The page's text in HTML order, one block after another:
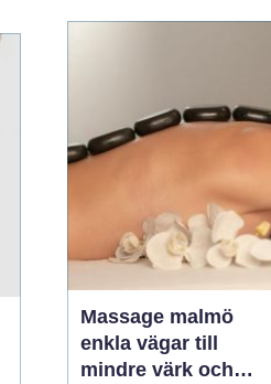
Massage malmö
enkla vägar till
mindre värk och